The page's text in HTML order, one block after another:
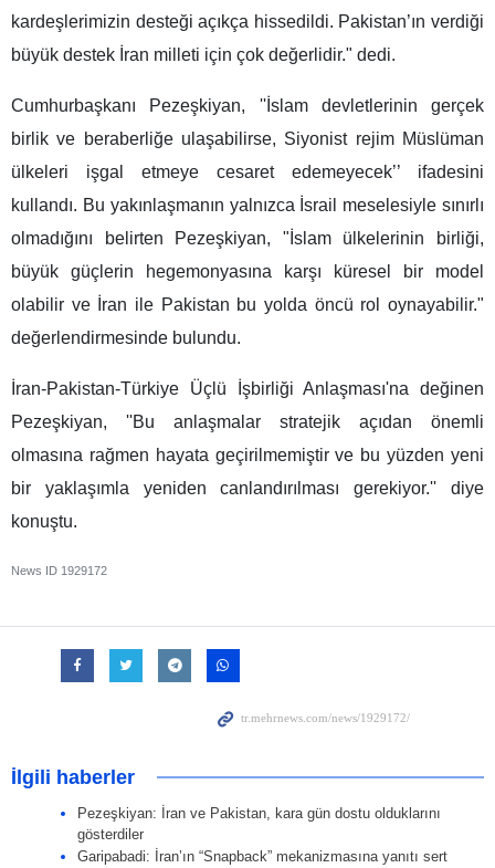
kardeşlerimizin desteği açıkça hissedildi. Pakistan’ın verdiği
büyük destek İran milleti için çok değerlidir." dedi.
Cumhurbaşkanı Pezeşkiyan, ''İslam devletlerinin gerçek
birlik ve beraberliğe ulaşabilirse, Siyonist rejim Müslüman
ülkeleri işgal etmeye cesaret edemeyecek’’ ifadesini
kullandı. Bu yakınlaşmanın yalnızca İsrail meselesiyle sınırlı
olmadığını belirten Pezeşkiyan, "İslam ülkelerinin birliği,
büyük güçlerin hegemonyasına karşı küresel bir model
olabilir ve İran ile Pakistan bu yolda öncü rol oynayabilir."
değerlendirmesinde bulundu.
İran-Pakistan-Türkiye Üçlü İşbirliği Anlaşması'na değinen
Pezeşkiyan, ''Bu anlaşmalar stratejik açıdan önemli
olmasına rağmen hayata geçirilmemiştir ve bu yüzden yeni
bir yaklaşımla yeniden canlandırılması gerekiyor.'' diye
konuştu.
News ID 1929172
İlgili haberler
Pezeşkiyan: İran ve Pakistan, kara gün dostu olduklarını
gösterdiler
Garipabadi: İran’ın “Snapback” mekanizmasına yanıtı sert